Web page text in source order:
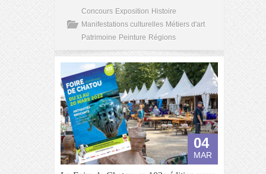
Concours Exposition Histoire
Manifestations culturelles Métiers d'art
Patrimoine Peinture Régions
04
MAR